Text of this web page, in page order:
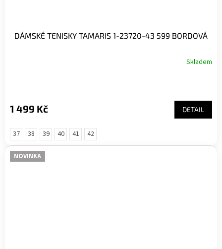
DÁMSKÉ TENISKY TAMARIS 1-23720-43 599 BORDOVÁ
Skladem
1 499 Kč DETAIL
37 38 39 40 41 42
NOVINKA